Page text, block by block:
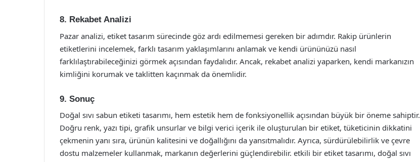
8. Rekabet Analizi
Pazar analizi, etiket tasarım sürecinde göz ardı edilmemesi gereken bir adımdır. Rakip ürünlerin
etiketlerini incelemek, farklı tasarım yaklaşımlarını anlamak ve kendi ürününüzü nasıl
farklılaştırabileceğinizi görmek açısından faydalıdır. Ancak, rekabet analizi yaparken, kendi markanızın
kimliğini korumak ve taklitten kaçınmak da önemlidir.
9. Sonuç
Doğal sıvı sabun etiketi tasarımı, hem estetik hem de fonksiyonellik açısından büyük bir öneme sahiptir.
Doğru renk, yazı tipi, grafik unsurlar ve bilgi verici içerik ile oluşturulan bir etiket, tüketicinin dikkatini
çekmenin yanı sıra, ürünün kalitesini ve doğallığını da yansıtmalıdır. Ayrıca, sürdürülebilirlik ve çevre
dostu malzemeler kullanmak, markanın değerlerini güçlendirebilir. etkili bir etiket tasarımı, doğal sıvı